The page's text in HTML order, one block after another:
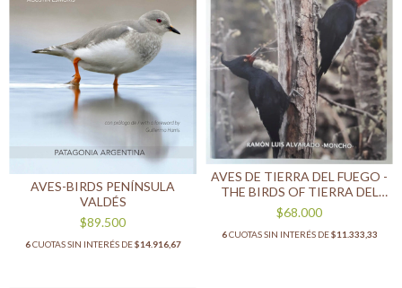
AVES-BIRDS PENÍNSULA
VALDÉS
$89.500
6CUOTAS SIN INTERÉS DE$14.916,67
AVES DE TIERRA DEL FUEGO -
THE BIRDS OF TIERRA DEL
FUEGO
$68.000
6CUOTAS SIN INTERÉS DE$11.333,33